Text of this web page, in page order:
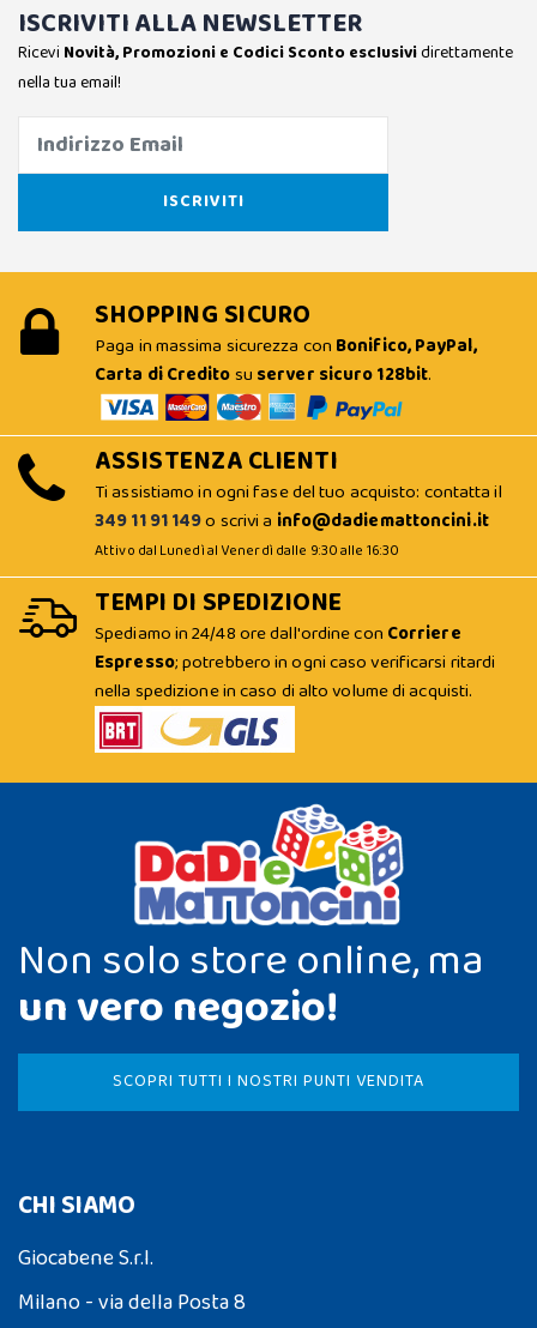
ISCRIVITI ALLA NEWSLETTER
Ricevi Novità, Promozioni e Codici Sconto esclusividirettamente
nella tua email!
SHOPPING SICURO
Paga in massima sicurezza con Bonifico, PayPal,
Carta di Creditosu server sicuro 128bit.
ASSISTENZA CLIENTI
Ti assistiamo in ogni fase del tuo acquisto: contatta il
349 11 91 149o scrivi a info@dadiemattoncini.it
Attivo dal Lunedì al Venerdì dalle 9:30 alle 16:30
TEMPI DI SPEDIZIONE
Spediamo in 24/48 ore dall'ordine con Corriere
Espresso; potrebbero in ogni caso verificarsi ritardi
nella spedizione in caso di alto volume di acquisti.
Non solo store online, ma
un vero negozio!
SCOPRI TUTTI I NOSTRI PUNTI VENDITA
CHI SIAMO
Giocabene S.r.l.
Milano - via della Posta 8